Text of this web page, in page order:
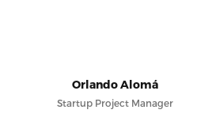
Orlando Alomá
Startup Project Manager